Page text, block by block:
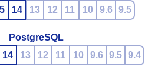
14 13 12 11 10 9.6 9.5
PostgreSQL
14 13 12 11 10 9.6 9.5 9.4